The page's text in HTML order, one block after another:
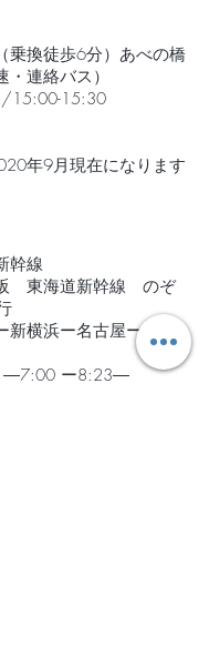
乗換徒歩6分）あべの橋
連絡バス）
15:00-15:30
年9月現在になります
幹線
東海道新幹線 のぞ
横浜ー名古屋ー京都
ー8:23―